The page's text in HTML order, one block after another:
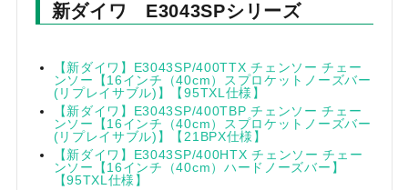
新ダイワ E3043SPシリーズ
【新ダイワ】E3043SP/400TTX チェンソー チェー
ンソー【16インチ（40cm）スプロケットノーズバー
(リプレイサブル)】【95TXL仕様】
【新ダイワ】E3043SP/400TBP チェンソー チェー
ンソー【16インチ（40cm）スプロケットノーズバー
(リプレイサブル)】【21BPX仕様】
【新ダイワ】E3043SP/400HTX チェンソー チェー
ンソー【16インチ（40cm）ハードノーズバー】
【95TXL仕様】